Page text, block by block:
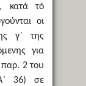
κατά τό
οι
γ΄ της
για
2 του
36) σε